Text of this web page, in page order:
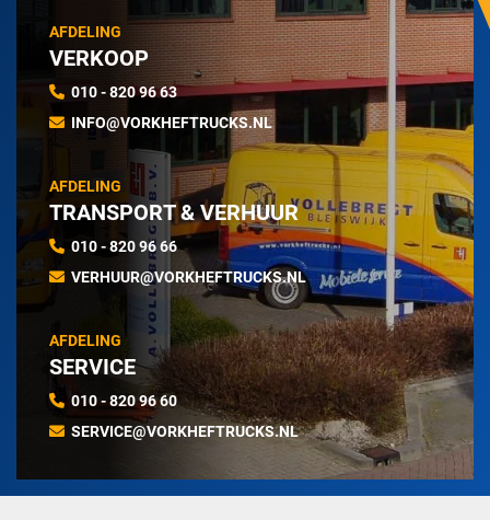
AFDELING
VERKOOP
010 - 820 96 63
INFO@VORKHEFTRUCKS.NL
AFDELING
TRANSPORT & VERHUUR
010 - 820 96 66
VERHUUR@VORKHEFTRUCKS.NL
AFDELING
SERVICE
010 - 820 96 60
SERVICE@VORKHEFTRUCKS.NL